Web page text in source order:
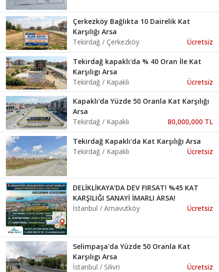
Çerkezköy Bağlıkta 10 Dairelik Kat
Karşılığı Arsa
Tekirdağ / Çerkezköy
Ücretsiz
Tekirdağ kapaklı'da % 40 Oran İle Kat
Karşılıgı Arsa
Tekirdağ / Kapaklı
Ücretsiz
Kapaklı'da Yüzde 50 Oranla Kat Karşılığı
Arsa
Tekirdağ / Kapaklı
80,000,000 TL
Tekirdağ Kapaklı'da Kat Karşılığı Arsa
Tekirdağ / Kapaklı
Ücretsiz
DELİKLİKAYA'DA DEV FIRSAT! %45 KAT
KARŞILIĞI SANAYİ İMARLI ARSA!
İstanbul / Arnavutköy
Ücretsiz
Selimpaşa'da Yüzde 50 Oranla Kat
Karşılıgı Arsa
İstanbul / Silivri
Ücretsiz